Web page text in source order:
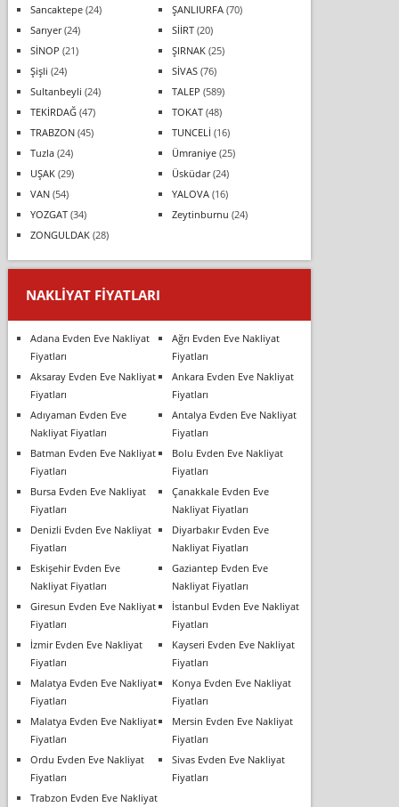
Sancaktepe(24) ŞANLIURFA(70)
Sarıyer(24) SİİRT(20)
SİNOP (21) ŞIRNAK(25)
Şişli (24) SİVAS(76)
Sultanbeyli (24) TALEP (589)
TEKİRDAĞ(47) TOKAT(48)
TRABZON(45) TUNCELİ (16)
Tuzla(24) Ümraniye(25)
UŞAK(29) Üsküdar(24)
VAN(54) YALOVA(16)
YOZGAT(34) Zeytinburnu (24)
ZONGULDAK(28)
NAKLIYAT FIYATLARI
Adana Evden Eve Nakliyat
Fiyatları
Ağrı Evden Eve Nakliyat
Fiyatları
Aksaray Evden Eve Nakliyat
Fiyatları
Ankara Evden Eve Nakliyat
Fiyatları
Adıyaman Evden Eve
Nakliyat Fiyatları
Antalya Evden Eve Nakliyat
Fiyatları
Batman Evden Eve Nakliyat
Fiyatları
Bolu Evden Eve Nakliyat
Fiyatları
Bursa Evden Eve Nakliyat
Fiyatları
Çanakkale Evden Eve
Nakliyat Fiyatları
Denizli Evden Eve Nakliyat
Fiyatları
Diyarbakır Evden Eve
Nakliyat Fiyatları
Eskişehir Evden Eve
Nakliyat Fiyatları
Gaziantep Evden Eve
Nakliyat Fiyatları
Giresun Evden Eve Nakliyat
Fiyatları
İstanbul Evden Eve Nakliyat
Fiyatları
İzmir Evden Eve Nakliyat
Fiyatları
Kayseri Evden Eve Nakliyat
Fiyatları
Malatya Evden Eve Nakliyat
Fiyatları
Konya Evden Eve Nakliyat
Fiyatları
Malatya Evden Eve Nakliyat
Fiyatları
Mersin Evden Eve Nakliyat
Fiyatları
Ordu Evden Eve Nakliyat
Fiyatları
Sivas Evden Eve Nakliyat
Fiyatları
Trabzon Evden Eve Nakliyat